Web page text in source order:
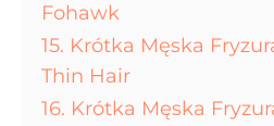
Fohawk
15. Krótka Męska
Thin Hair
16. Krótka Męska